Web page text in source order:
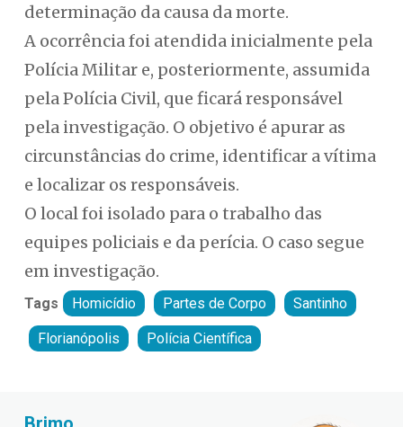
determinação da causa da morte.
A ocorrência foi atendida inicialmente pela
Polícia Militar e, posteriormente, assumida
pela Polícia Civil, que ficará responsável
pela investigação. O objetivo é apurar as
circunstâncias do crime, identificar a vítima
e localizar os responsáveis.
O local foi isolado para o trabalho das
equipes policiais e da perícia. O caso segue
em investigação.
Tags Homicídio Partes de Corpo Santinho
Florianópolis Polícia Científica